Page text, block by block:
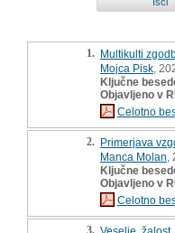
1. Multikulti
Mojca Pisk ,
Ključne
Objavljeno v
Celotno
2. Primerjava
Manca Molan
Ključne
Objavljeno v
Celotno
3.